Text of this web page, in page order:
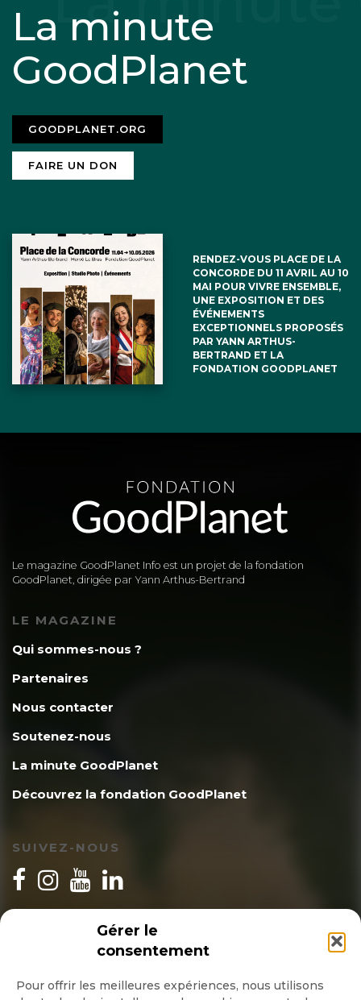
Gérer le
consentement
Pour offrir les meilleures expériences, nous utilisons
La minute
GoodPlanet
GOODPLANET.ORG
FAIRE UN DON
RENDEZ-VOUS PLACE DE LA
CONCORDE DU 11 AVRIL AU 10
MAI POUR VIVRE ENSEMBLE,
UNE EXPOSITION ET DES
ÉVÉNEMENTS
EXCEPTIONNELS PROPOSÉS
PAR YANN ARTHUS-
BERTRAND ET LA
FONDATION GOODPLANET
Le magazine GoodPlanet Info est un projet de la fondation
GoodPlanet, dirigée par Yann Arthus-Bertrand
LE MAGAZINE
Qui sommes-nous ?
Partenaires
Nous contacter
Soutenez-nous
La minute GoodPlanet
Découvrez la fondation GoodPlanet
SUIVEZ-NOUS
INSCRIPTION NEWSLETTER